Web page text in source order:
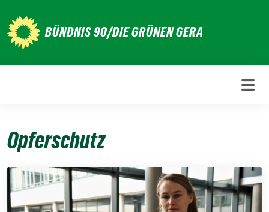
zum
Inhalt
BÜNDNIS 90/DIE GRÜNEN GERA
Opferschutz